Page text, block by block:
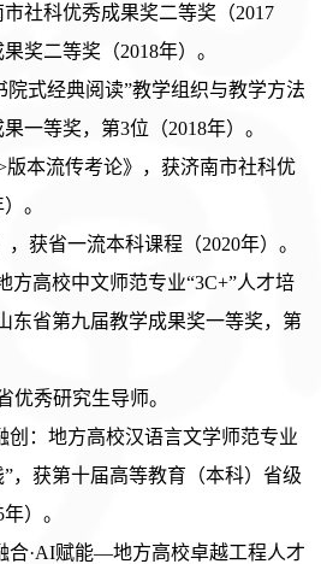
市社科优秀成果奖二等奖 （2017
奖二等奖 （2018年） 。
院式经典阅读”教学组织与教学方法
一等奖，第3位（2018年）。
版本流传考论》 ， 获济南市社科优
） 。
获省一流本科课程（2020年）。
方高校中文师范专业“3C+”人才培
东省第九届教学成果奖一等奖，第
优秀研究生导师。
创：地方高校汉语言文学师范专业
”， 获第十届高等教育（本科）省级
年） 。
合·AI赋能—地方高校卓越工程人才